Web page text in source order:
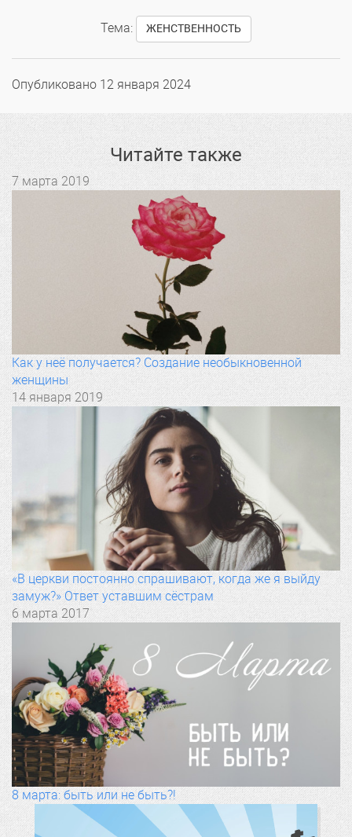
Тема: ЖЕНСТВЕННОСТЬ
Опубликовано 12 января 2024
Читайте также
7 марта 2019
Как у неё получается? Создание необыкновенной
женщины
14 января 2019
«В церкви постоянно спрашивают, когда же я выйду
замуж?» Ответ уставшим сёстрам
6 марта 2017
8 марта: быть или не быть?!